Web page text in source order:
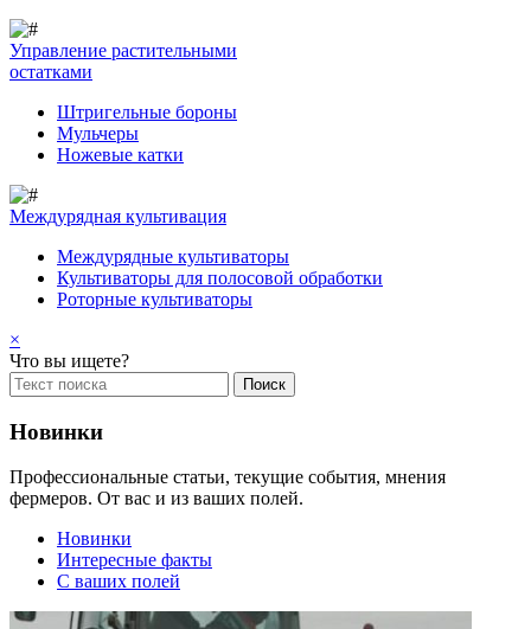
Управление растительными
остатками
Штригельные бороны
Мульчеры
Ножевые катки
Междурядная культивация
Междурядные культиваторы
Культиваторы для полосовой обработки
Роторные культиваторы
×
Что вы ищете?
Новинки
Профессиональные статьи, текущие события, мнения
фермеров. От вас и из ваших полей.
Новинки
Интересные факты
С ваших полей